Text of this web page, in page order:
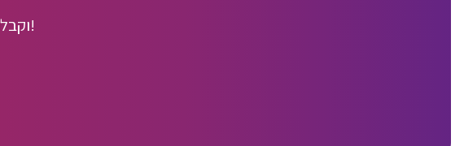
וקבלו את כל הדילים החמים ישר למייל!